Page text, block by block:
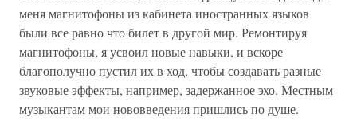
меня магнитофоны из кабинета иностранных языков
были все равно что билет в другой мир. Ремонтируя
магнитофоны, я усвоил новые навыки, и вскоре
благополучно пустил их в ход, чтобы создавать разные
звуковые эффекты, например, задержанное эхо. Местным
музыкантам мои нововведения пришлись по душе.